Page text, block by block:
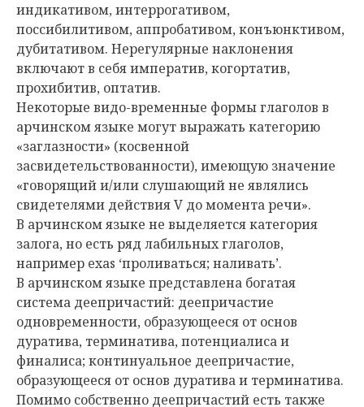
индикативом, интеррогативом,
поссибилитивом, аппробативом, конъюнктивом,
дубитативом. Нерегулярные наклонения
включают в себя императив, когортатив,
прохибитив, оптатив.
Некоторые видо-временные формы глаголов в
арчинском языке могут выражать категорию
«заглазности» (косвенной
засвидетельствованности), имеющую значение
«говорящий и/или слушающий не являлись
свидетелями действия V до момента речи».
В арчинском языке не выделяется категория
залога, но есть ряд лабильных глаголов,
например exas ‘проливаться; наливать’.
В арчинском языке представлена богатая
система деепричастий: деепричастие
одновременности, образующееся от основ
дуратива, терминатива, потенциалиса и
финалиса; континуальное деепричастие,
образующееся от основ дуратива и терминатива.
Помимо собственно деепричастий есть также